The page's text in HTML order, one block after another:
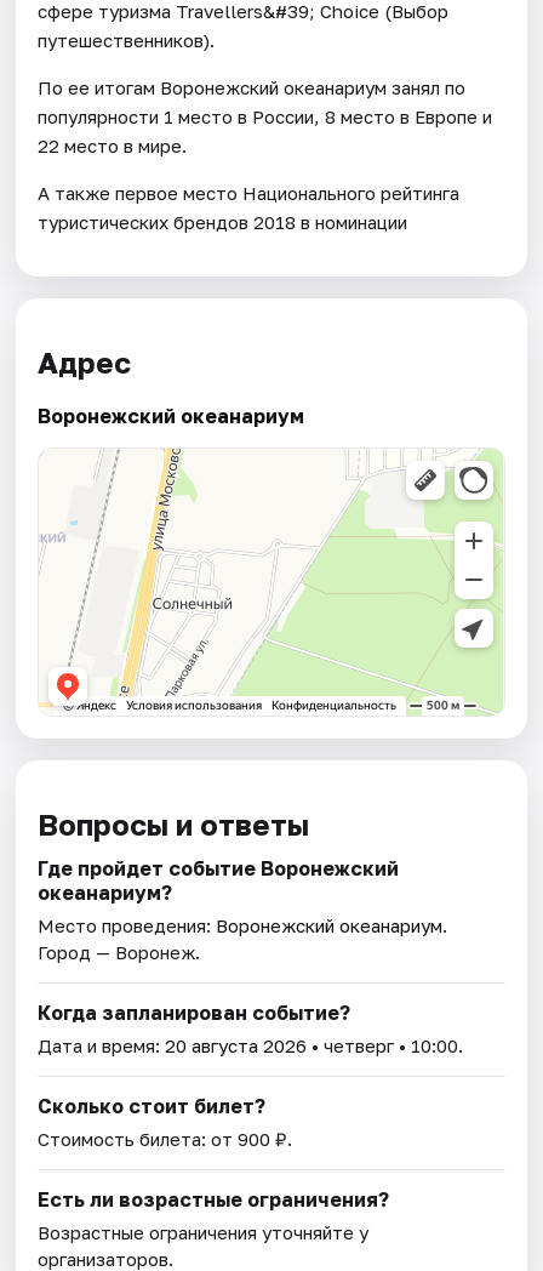
сфере туризма Travellers&#39; Choice (Выбор
путешественников).
По ее итогам Воронежский океанариум занял по
популярности 1 место в России, 8 место в Европе и
22 место в мире.
А также первое место Национального рейтинга
туристических брендов 2018 в номинации
Адрес
Воронежский океанариум
Вопросы и ответы
Где пройдет событие Воронежский
океанариум?
Место проведения: Воронежский океанариум.
Город — Воронеж.
Когда запланирован событие?
Дата и время:20 августа 2026 • четверг • 10:00.
Сколько стоит билет?
Стоимость билета: от 900 ₽.
Есть ли возрастные ограничения?
Возрастные ограничения уточняйте у
организаторов.